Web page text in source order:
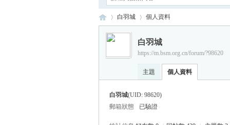
›
白羽城 個人資料
白羽城
https://m.bsm.org.cn/forum/?98620
主題 個人資料
白羽城(UID: 98620)
郵箱狀態
已驗證